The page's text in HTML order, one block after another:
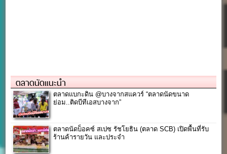
ตลาดนัดแนะนำ
ตลาดแบกะดิน @บางจากสแควร์ “ตลาดนัดขนาด
ย่อม..ติดบีทีเอสบางจาก”
ตลาดนัดบ็อคซ์ สเปซ รัชโยธิน (ตลาด SCB) เปิดพื้นที่รับ
ร้านค้ารายวัน และประจำ